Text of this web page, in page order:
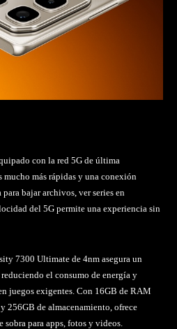
con la red 5G de última
mucho más rápidas y una conexión
bajar archivos, ver series en
del 5G permite una experiencia sin
7300 Ultimate de 4nm asegura un
el consumo de energía y
juegos exigentes. Con 16GB de RAM
256GB de almacenamiento, ofrece
para apps, fotos y videos.